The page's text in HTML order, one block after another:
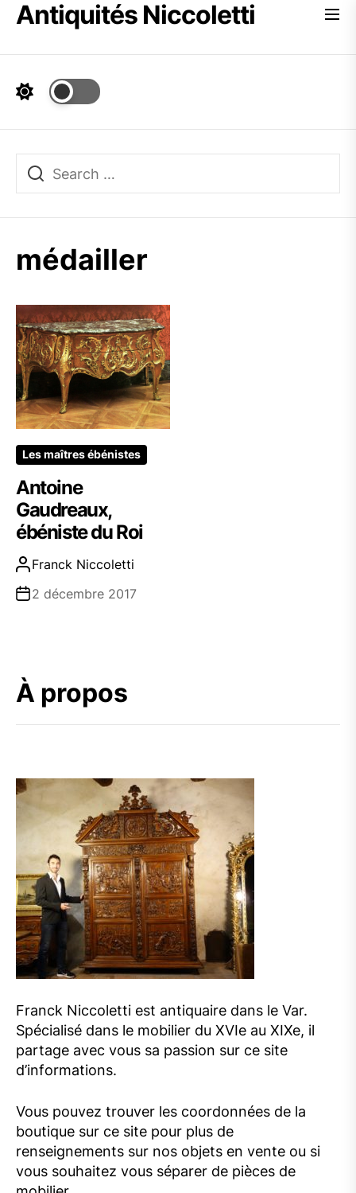
SkipAntiquités Niccoletti
médailler
Les maîtres ébénistes
Antoine
Gaudreaux,
ébéniste du Roi
Franck Niccoletti
2 décembre 2017
À propos
Franck Niccoletti est antiquaire dans le Var.
Spécialisé dans le mobilier du XVIe au XIXe, il
partage avec vous sa passion sur ce site
d’informations.
Vous pouvez trouver les coordonnées de la
boutique sur ce site pour plus de
renseignements sur nos objets en vente ou si
vous souhaitez vous séparer de pièces de